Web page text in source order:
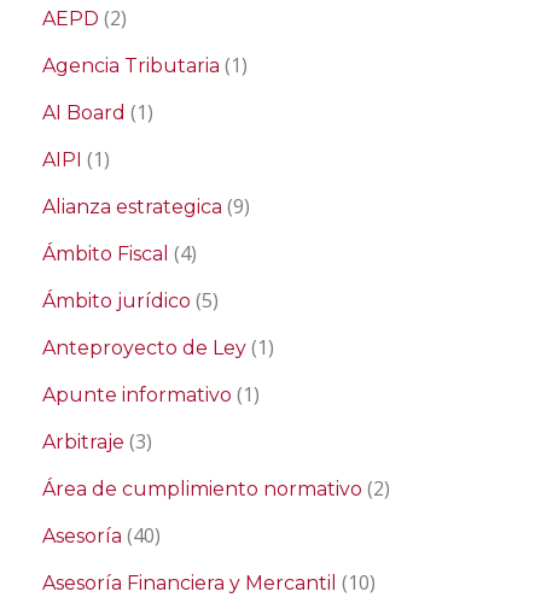
AEPD (2)
Agencia Tributaria (1)
AI Board (1)
AIPI (1)
Alianza estrategica (9)
Ámbito Fiscal (4)
Ámbito jurídico (5)
Anteproyecto de Ley (1)
Apunte informativo (1)
Arbitraje (3)
Área de cumplimiento normativo (2)
Asesoría (40)
Asesoría Financiera y Mercantil (10)